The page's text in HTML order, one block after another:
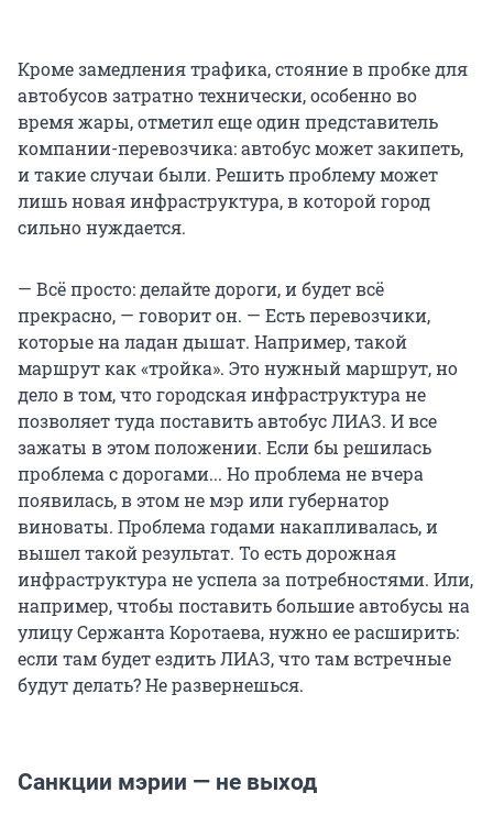
Кроме замедления трафика, стояние в пробке для
автобусов затратно технически, особенно во
время жары, отметил еще один представитель
компании-перевозчика: автобус может закипеть,
и такие случаи были. Решить проблему может
лишь новая инфраструктура, в которой город
сильно нуждается.
— Всё просто: делайте дороги, и будет всё
прекрасно, — говорит он. — Есть перевозчики,
которые на ладан дышат. Например, такой
маршрут как «тройка». Это нужный маршрут, но
дело в том, что городская инфраструктура не
позволяет туда поставить автобус ЛИАЗ. И все
зажаты в этом положении. Если бы решилась
проблема с дорогами... Но проблема не вчера
появилась, в этом не мэр или губернатор
виноваты. Проблема годами накапливалась, и
вышел такой результат. То есть дорожная
инфраструктура не успела за потребностями. Или,
например, чтобы поставить большие автобусы на
улицу Сержанта Коротаева, нужно ее расширить:
если там будет ездить ЛИАЗ, что там встречные
будут делать? Не развернешься.
Санкции мэрии — не выход